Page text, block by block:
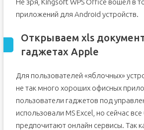
Не зря, Kingsoft WPS Office вошел в
приложений для Android устройств.
Открываем xls
гаджетах Apple
Для пользователей «яблочных»
не так много хороших офисных
пользователи гаджетов под
использовали MS Excel, но сейчас
предпочитают онлайн сервисы. Так